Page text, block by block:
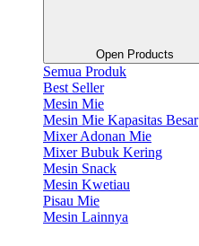
Open Products
Semua Produk
Best Seller
Mesin Mie
Mesin Mie Kapasitas Besar
Mixer Adonan Mie
Mixer Bubuk Kering
Mesin Snack
Mesin Kwetiau
Pisau Mie
Mesin Lainnya